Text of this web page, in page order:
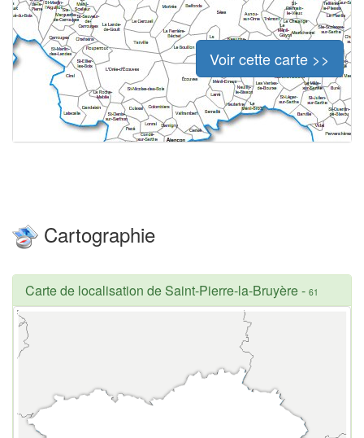
Voir cette carte >>
Cartographie
Carte de localisation de Saint-Pierre-la-Bruyère- 61